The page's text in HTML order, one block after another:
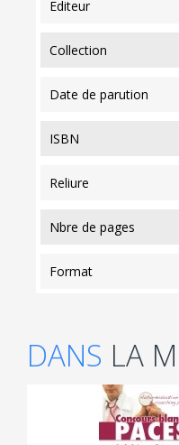
editeur
collection
date de parution
ISBN
reliure
nbre de pages
format
DANS LA